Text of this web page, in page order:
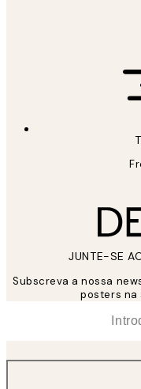
JUNTE-SE
Subscreva a nossa
posters na